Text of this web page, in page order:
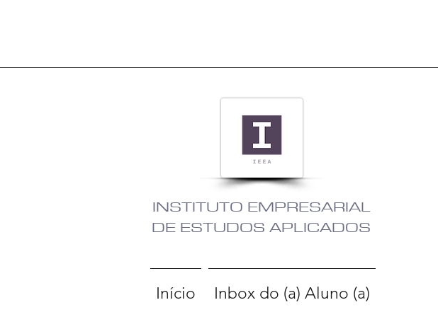
INSTITUTO EMPRESARIAL
DE ESTUDOS APLICADOS
Início Inbox do (a) Aluno (a)